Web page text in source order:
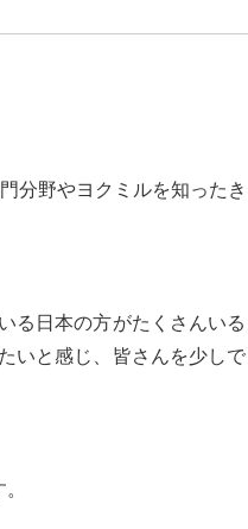
分野やヨクミルを知った
る日本の方がたくさんい
いと感じ、皆さんを少し